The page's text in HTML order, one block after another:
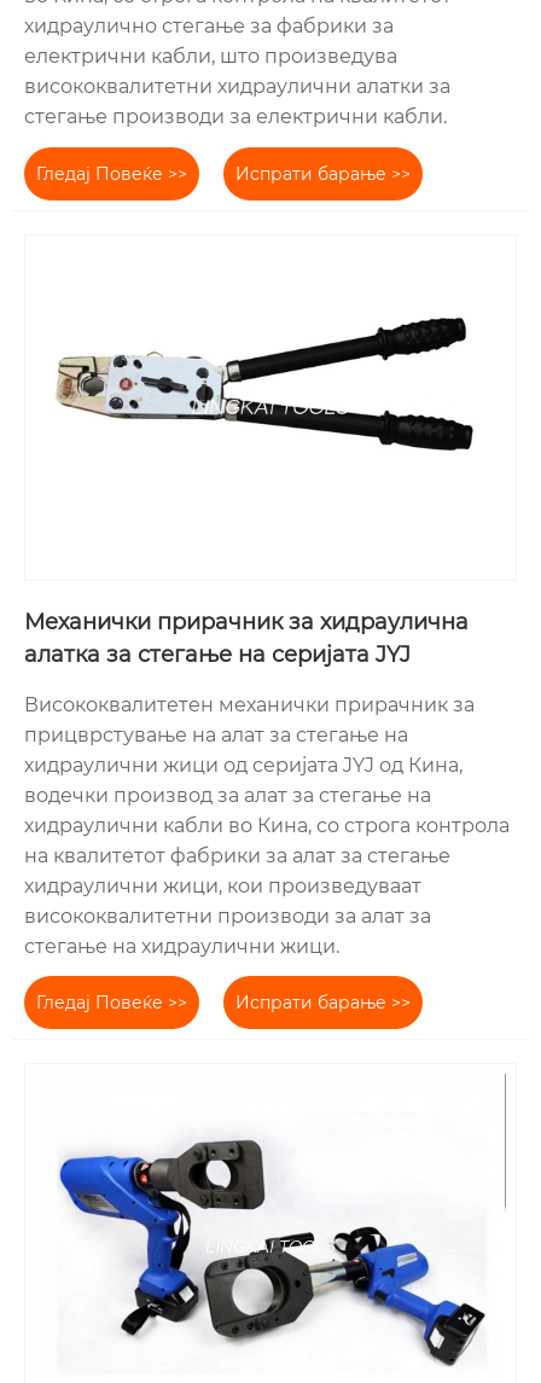
хидраулично стегање за фабрики за
електрични кабли, што произведува
висококвалитетни хидраулични алатки за
стегање производи за електрични кабли.
Гледај Повеќе >> Испрати барање >>
Механички прирачник за хидраулична
алатка за стегање на серијата JYJ
Висококвалитетен механички прирачник за
прицврстување на алат за стегање на
хидраулични жици од серијата JYJ од Кина,
водечки производ за алат за стегање на
хидраулични кабли во Кина, со строга контрола
на квалитетот фабрики за алат за стегање
хидраулични жици, кои произведуваат
висококвалитетни производи за алат за
стегање на хидраулични жици.
Гледај Повеќе >> Испрати барање >>